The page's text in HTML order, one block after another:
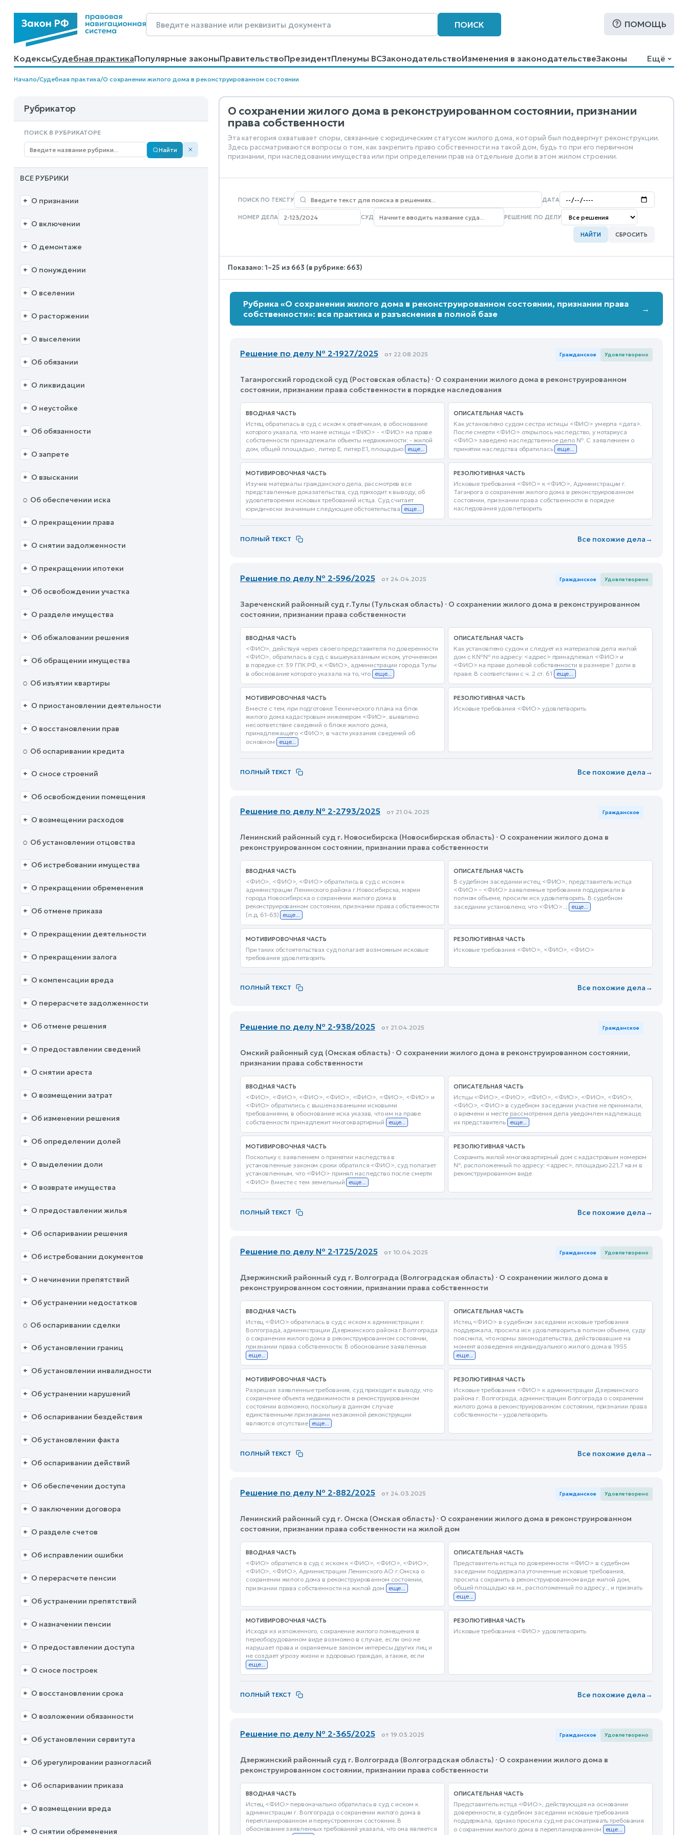
ПОИСК ПОМОЩЬ
КодексыСудебная практикаПопулярные законыПравительствоПрезидентПленумы ВСЗаконодательствоИзменения в законодательствеЗаконы
КалькуляторыСправочные материалыОбразцы договоровКонтактыПомощьПоиск
Ещё
Начало/Судебная практика/О сохранении жилого дома в реконструированном состоянии
Рубрикатор
ПОИСК В РУБРИКАТОРЕ
Найти
ВСЕ РУБРИКИ
+ О признании
+ О включении
+ О демонтаже
+ О понуждении
+ О вселении
+ О расторжении
+ О выселении
+ Об обязании
+ О ликвидации
+ О неустойке
+ Об обязанности
+ О запрете
+ О взыскании
○ Об обеспечении иска
+ О прекращении права
+ О снятии задолженности
+ О прекращении ипотеки
+ Об освобождении участка
+ О разделе имущества
+ Об обжаловании решения
+ Об обращении имущества
○ Об изъятии квартиры
+ О приостановлении деятельности
+ О восстановлении прав
○ Об оспаривании кредита
+ О сносе строений
+ Об освобождении помещения
+ О возмещении расходов
○ Об установлении отцовства
+ Об истребовании имущества
+ О прекращении обременения
+ Об отмене приказа
+ О прекращении деятельности
+ О прекращении залога
+ О компенсации вреда
+ О перерасчете задолженности
+ Об отмене решения
+ О предоставлении сведений
+ О снятии ареста
+ О возмещении затрат
+ Об изменении решения
+ Об определении долей
+ О выделении доли
+ О возврате имущества
+ О предоставлении жилья
+ Об оспаривании решения
+ Об истребовании документов
+ О нечинении препятствий
+ Об устранении недостатков
○ Об оспаривании сделки
+ Об установлении границ
+ Об установлении инвалидности
+ Об устранении нарушений
+ Об оспаривании бездействия
+ Об установлении факта
+ Об оспаривании действий
+ Об обеспечении доступа
+ О заключении договора
+ О разделе счетов
+ Об исправлении ошибки
+ О перерасчете пенсии
+ Об устранении препятствий
+ О назначении пенсии
+ О предоставлении доступа
+ О сносе построек
+ О восстановлении срока
+ О возложении обязанности
+ Об установлении сервитута
+ Об урегулировании разногласий
+ Об оспаривании приказа
+ О возмещении вреда
+ О снятии обременения
О сохранении жилого дома в реконструированном состоянии, признании
права собственности
Эта категория охватывает споры, связанные с юридическим статусом жилого дома, который был подвергнут реконструкции.
Здесь рассматриваются вопросы о том, как закрепить право собственности на такой дом, будь то при его первичном
признании, при наследовании имущества или при определении прав на отдельные доли в этом жилом строении.
ПОИСК ПО ТЕКСТУ ДАТА
НОМЕР ДЕЛА СУД РЕШЕНИЕ ПО ДЕЛУ
НАЙТИ СБРОСИТЬ
Показано: 1–25 из 663 (в рубрике: 663)
Рубрика «О сохранении жилого дома в реконструированном состоянии, признании права
собственности»: вся практика и разъяснения в полной базе
→
Решение по делу № 2-1927/2025 от 22.08.2025 Гражданское Удовлетворено
Таганрогский городской суд (Ростовская область) · О сохранении жилого дома в реконструированном
состоянии, признании права собственности в порядке наследования
ВВОДНАЯ ЧАСТЬ
Истец обратилась в суд с иском к ответчикам, в обоснование
которого указала, что маме истицы <ФИО> - <ФИО> на праве
собственности принадлежали объекты недвижимости: - жилой
дом, общей площадью , литер Е, литер Е1, площадью еще...
ОПИСАТЕЛЬНАЯ ЧАСТЬ
Как установлено судом сестра истицы <ФИО> умерла <дата>.
После смерти <ФИО> открылось наследство, у нотариуса
<ФИО> заведено наследственное дело №. С заявлением о
принятии наследства обратилась еще...
МОТИВИРОВОЧНАЯ ЧАСТЬ
Изучив материалы гражданского дела, рассмотрев все
представленные доказательства, суд приходит к выводу, об
удовлетворении исковых требований истца. Суд считает
юридически значимым следующие обстоятельства еще...
РЕЗОЛЮТИВНАЯ ЧАСТЬ
Исковые требования <ФИО> к <ФИО>, Администрации г.
Таганрога о сохранении жилого дома в реконструированном
состоянии, признании права собственности в порядке
наследования удовлетворить
ПОЛНЫЙ ТЕКСТ Все похожие дела→
Решение по делу № 2-596/2025 от 24.04.2025 Гражданское Удовлетворено
Зареченский районный суд г.Тулы (Тульская область) · О сохранении жилого дома в реконструированном
состоянии, признании права собственности
ВВОДНАЯ ЧАСТЬ
<ФИО>, действуя через своего представителя по доверенности
<ФИО>, обратилась в суд с вышеуказанным иском, уточненном
в порядке ст. 39 ГПК РФ, к <ФИО>, администрации города Тулы
в обоснование которого указала на то, что еще...
ОПИСАТЕЛЬНАЯ ЧАСТЬ
Как установлено судом и следует из материалов дела жилой
дом с К№№ по адресу: <адрес> принадлежал <ФИО> и
<ФИО> на праве долевой собственности в размере ? доли в
праве. В соответствии с ч. 2 ст. 61
еще...
МОТИВИРОВОЧНАЯ ЧАСТЬ
Вместе с тем, при подготовке Технического плана на блок
жилого дома кадастровым инженером <ФИО>. выявлено
несоответствие сведений о блоке жилого дома,
принадлежащего <ФИО>, в части указания сведений об
основном
еще...
РЕЗОЛЮТИВНАЯ ЧАСТЬ
Исковые требования <ФИО> удовлетворить
ПОЛНЫЙ ТЕКСТ Все похожие дела→
Решение по делу № 2-2793/2025 от 21.04.2025 Гражданское
Ленинский районный суд г. Новосибирска (Новосибирская область) · О сохранении жилого дома в
реконструированном состоянии, признании права собственности
ВВОДНАЯ ЧАСТЬ
<ФИО>, <ФИО>, <ФИО> обратились в суд с иском к
администрации Ленинского района г.Новосибирска, мэрии
города Новосибирска о сохранении жилого дома в
реконструированном состоянии, признании права собственности
(л.д. 61-63) еще...
ОПИСАТЕЛЬНАЯ ЧАСТЬ
В судебном заседании истец <ФИО>, представитель истца
<ФИО> – <ФИО> заявленные требования поддержали в
полном объеме, просили иск удовлетворить. В судебном
заседании установлено, что <ФИО>..; еще...
МОТИВИРОВОЧНАЯ ЧАСТЬ
При таких обстоятельствах суд полагает возможным исковые
требования удовлетворить
РЕЗОЛЮТИВНАЯ ЧАСТЬ
Исковые требования <ФИО>, <ФИО>, <ФИО>
ПОЛНЫЙ ТЕКСТ Все похожие дела→
Решение по делу № 2-938/2025 от 21.04.2025 Гражданское
Омский районный суд (Омская область) · О сохранении жилого дома в реконструированном состоянии,
признании права собственности
ВВОДНАЯ ЧАСТЬ
<ФИО>, <ФИО>, <ФИО>, <ФИО>, <ФИО>, <ФИО>, <ФИО> и
<ФИО> обратились с вышеназванными исковыми
требованиями, в обоснование иска указав, что им на праве
собственности принадлежит многоквартирный
еще...
ОПИСАТЕЛЬНАЯ ЧАСТЬ
Истцы <ФИО>, <ФИО>, <ФИО>, <ФИО>, <ФИО>, <ФИО>,
<ФИО>, <ФИО> в судебном заседании участия не принимали,
о времени и месте рассмотрения дела уведомлен надлежаще,
их представитель еще...
МОТИВИРОВОЧНАЯ ЧАСТЬ
Поскольку с заявлением о принятии наследства в
установленные законом сроки обратился <ФИО>, суд полагает
установленным, что <ФИО> принял наследство после смерти
<ФИО> Вместе с тем земельный еще...
РЕЗОЛЮТИВНАЯ ЧАСТЬ
Сохранить жилой многоквартирный дом с кадастровым номером
№, расположенный по адресу: <адрес>, площадью 221,7 кв.м в
реконструированном виде
ПОЛНЫЙ ТЕКСТ Все похожие дела→
Решение по делу № 2-1725/2025 от 10.04.2025 Гражданское Удовлетворено
Дзержинский районный суд г. Волгограда (Волгоградская область) · О сохранении жилого дома в
реконструированном состоянии, признании права собственности
ВВОДНАЯ ЧАСТЬ
Истец <ФИО> обратилась в суд с иском к администрации г.
Волгограда, администрации Дзержинского района г.Волгограда
о сохранении жилого дома в реконструированном состоянии,
признании права собственности. В обоснование заявленных
еще...
ОПИСАТЕЛЬНАЯ ЧАСТЬ
Истец <ФИО> в судебном заседании исковые требования
поддержала, просила иск удовлетворить в полном объеме, суду
пояснила, что нормы законодательства, действовавшие на
момент возведения индивидуального жилого дома в 1955
еще...
МОТИВИРОВОЧНАЯ ЧАСТЬ
Разрешая заявленные требования, суд приходит к выводу, что
сохранение объекта недвижимости в реконструированном
состоянии возможно, поскольку в данном случае
единственными признаками незаконной реконструкции
являются отсутствие еще...
РЕЗОЛЮТИВНАЯ ЧАСТЬ
Исковые требования <ФИО> к администрации Дзержинского
района г. Волгограда, администрации Волгограда о сохранении
жилого дома в реконструированном состоянии, признании права
собственности – удовлетворить
ПОЛНЫЙ ТЕКСТ Все похожие дела→
Решение по делу № 2-882/2025 от 24.03.2025 Гражданское Удовлетворено
Ленинский районный суд г. Омска (Омская область) · О сохранении жилого дома в реконструированном
состоянии, признании права собственности на жилой дом
ВВОДНАЯ ЧАСТЬ
<ФИО> обратился в суд с иском к <ФИО>, <ФИО>, <ФИО>,
<ФИО>, <ФИО>, Администрации Ленинского АО г.Омска о
сохранении жилого дома в реконструированном состоянии,
признании права собственности на жилой дом
еще...
ОПИСАТЕЛЬНАЯ ЧАСТЬ
Представитель истца по доверенности <ФИО> в судебном
заседании поддержала уточненные исковые требования,
просила сохранить в реконструированном виде жилой дом,
общей площадью кв.м., расположенный по адресу: , и признать
еще...
МОТИВИРОВОЧНАЯ ЧАСТЬ
Исходя из изложенного, сохранение жилого помещения в
переоборудованном виде возможно в случае, если оно не
нарушает права и охраняемые законом интересы других лиц и
не создает угрозу жизни и здоровью граждан, а также, если
еще...
РЕЗОЛЮТИВНАЯ ЧАСТЬ
Исковые требования <ФИО> удовлетворить
ПОЛНЫЙ ТЕКСТ Все похожие дела→
Решение по делу № 2-365/2025 от 19.03.2025 Гражданское Удовлетворено
Дзержинский районный суд г. Волгограда (Волгоградская область) · О сохранении жилого дома в
реконструированном состоянии, признании права собственности
ВВОДНАЯ ЧАСТЬ
Истец <ФИО> первоначально обратилась в суд с иском к
администрации г. Волгограда о сохранении жилого дома в
перепланированном и переустроенном состоянии. В
обоснование заявленных требований указала, что она является
ОПИСАТЕЛЬНАЯ ЧАСТЬ
Представитель истца <ФИО>, действующая на основании
доверенности, в судебном заседании исковые требования
поддержала, однако просила суд не рассматривать требования
о сохранении жилого дома в перепланированном
еще...